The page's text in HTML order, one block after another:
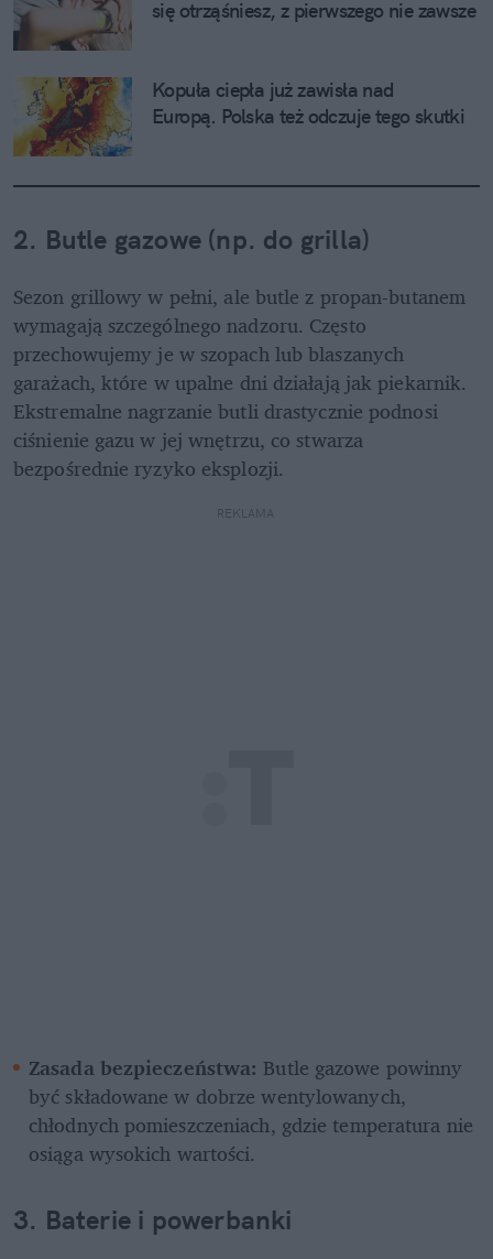
się otrząśniesz, z pierwszego nie zawsze
Kopuła ciepła już zawisła nad
Europą. Polska też odczuje tego skutki
2. Butle gazowe (np. do grilla)
Sezon grillowy w pełni, ale butle z propan-butanem
wymagają szczególnego nadzoru. Często
przechowujemy je w szopach lub blaszanych
garażach, które w upalne dni działają jak piekarnik.
Ekstremalne nagrzanie butli drastycznie podnosi
ciśnienie gazu w jej wnętrzu, co stwarza
bezpośrednie ryzyko eksplozji.
REKLAMA
Zasada bezpieczeństwa: Butle gazowe powinny
być składowane w dobrze wentylowanych,
chłodnych pomieszczeniach, gdzie temperatura nie
osiąga wysokich wartości.
3. Baterie i powerbanki